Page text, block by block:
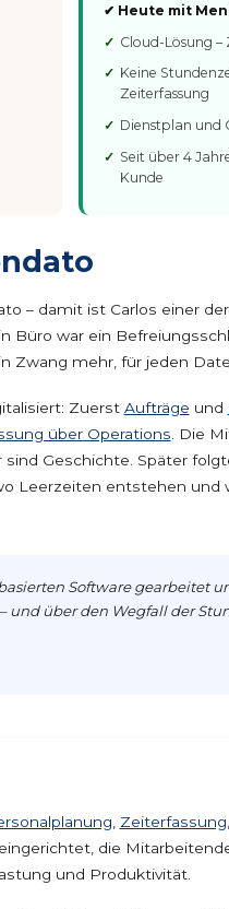
✔ Heute mit
Cloud-Lösung
Keine
Zeiterfassung
Dienstplan und
Seit über 4
Kunde
– damit ist Carlos einer der
Büro war ein
Zwang mehr, für jeden
Zuerst Aufträge und
über Operations . Die
Geschichte. Später
Leerzeiten entstehen und
Software gearbeitet
und über den Wegfall der
Zeiterfassung
die
und Produktivität.